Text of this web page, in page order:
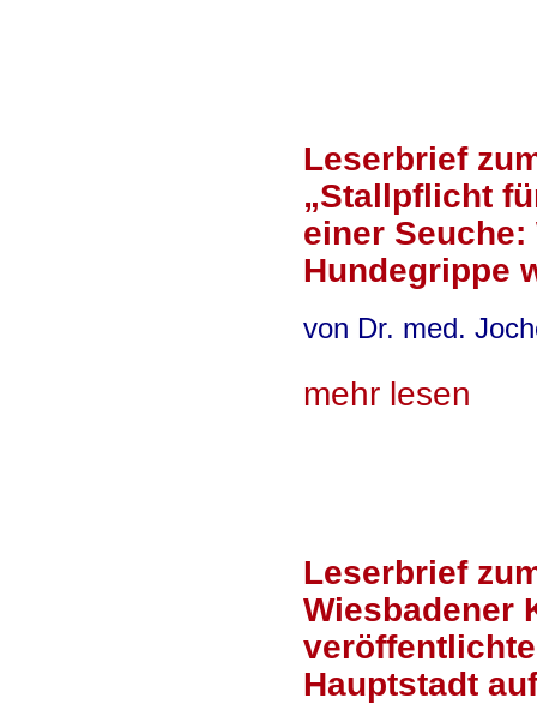
Leserbrief
„Stallpflicht
einer Seuche:
Hundegrippe
von Dr. med.
mehr lesen
Leserbrief
Wiesbadener
Hauptstadt